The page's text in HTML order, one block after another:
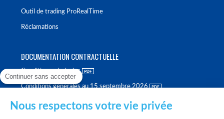
Outil de trading ProRealTime
Réclamations
DOCUMENTATION CONTRACTUELLE
Conditions générales
Conditions générales au 15 septembre 2026
Continuer sans accepter
Nous respectons votre vie privée